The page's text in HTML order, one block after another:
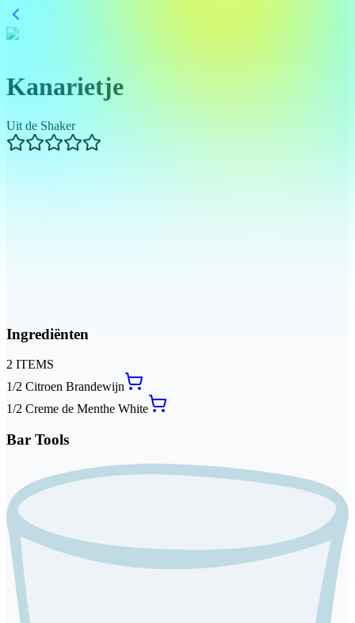
Kanarietje
Uit de Shaker
Ingrediënten
2 ITEMS
1/2 Citroen Brandewijn
1/2 Creme de Menthe White
Bar Tools